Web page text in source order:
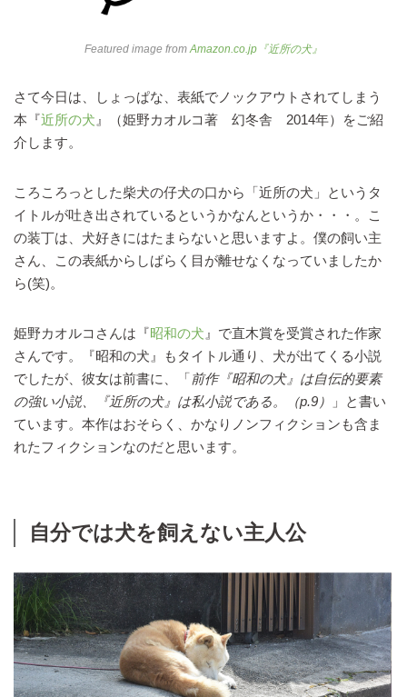
Featured image fromAmazon.co.jp『近所の犬』
さて今日は、しょっぱな、表紙でノックアウトされてしまう
本『近所の犬 』（姫野カオルコ著 幻冬舎 2014年）をご紹
介します。
ころころっとした柴犬の仔犬の口から「近所の犬」というタ
イトルが吐き出されているというかなんというか・・・。こ
の装丁は、犬好きにはたまらないと思いますよ。僕の飼い主
さん、この表紙からしばらく目が離せなくなっていましたか
ら(笑)。
姫野カオルコさんは『昭和の犬 』で直木賞を受賞された作家
さんです。『昭和の犬』もタイトル通り、犬が出てくる小説
でしたが、彼女は前書に、「前作『昭和の犬』は自伝的要素
の強い小説、『近所の犬』は私小説である。（p.9）
」と書い
ています。本作はおそらく、かなりノンフィクションも含ま
れたフィクションなのだと思います。
自分では犬を飼えない主人公